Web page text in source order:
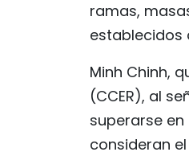
ramas,
establecidos
Minh Chinh,
(CCER), al
superarse
consideran